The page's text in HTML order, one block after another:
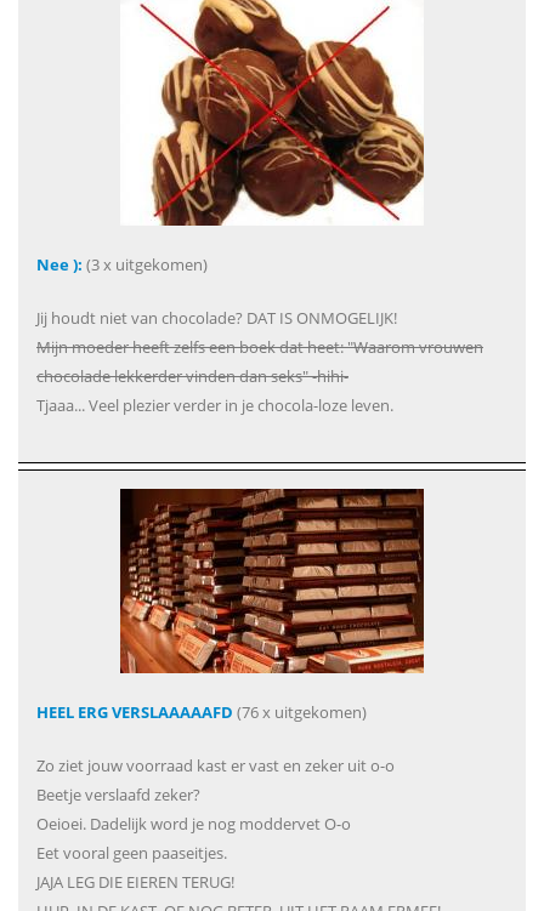
Nee ): (3 x uitgekomen)
Jij houdt niet van chocolade? DAT IS ONMOGELIJK!
Mijn moeder heeft zelfs een boek dat heet: "Waarom vrouwen
chocolade lekkerder vinden dan seks" -hihi-
Tjaaa... Veel plezier verder in je chocola-loze leven.
HEEL ERG VERSLAAAAAFD (76 x uitgekomen)
Zo ziet jouw voorraad kast er vast en zeker uit o-o
Beetje verslaafd zeker?
Oeioei. Dadelijk word je nog moddervet O-o
Eet vooral geen paaseitjes.
JAJA LEG DIE EIEREN TERUG!